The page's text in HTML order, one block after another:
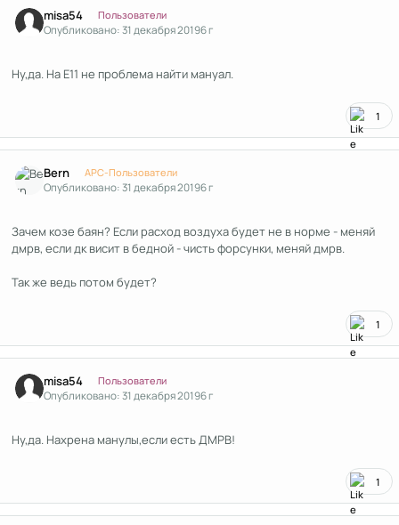
misa54 Пользователи
Опубликовано:31 декабря 20196 г
Ну,да. На Е11 не проблема найти мануал.
1
Bern APC-Пользователи
Опубликовано:31 декабря 20196 г
Зачем козе баян? Если расход воздуха будет не в норме - меняй
дмрв, если дк висит в бедной - чисть форсунки, меняй дмрв.
Так же ведь потом будет?
1
misa54 Пользователи
Опубликовано:31 декабря 20196 г
Ну,да. Нахрена манулы,если есть ДМРВ!
1